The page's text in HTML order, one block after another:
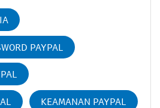
PAYPAL
KEAMANAN PAYPAL